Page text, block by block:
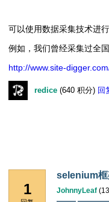
可以使用数据采集技术进行
例如，我们曾经采集过全
http://www.site-
redice (640 积分) 回
1
selenium框
JohnnyLeaf (